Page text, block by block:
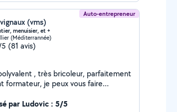
Auto-entrepreneur
(vms)
menuisier, et +
(Méditerrannée)
(81 avis)
, très bricoleur, parfaitement
formateur, je peux vous faire
anglais ou technologie ( pour
par Ludovic : 5/5